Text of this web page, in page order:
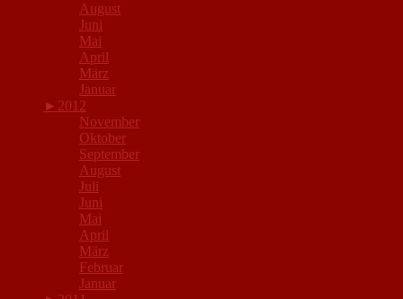
August
Juni
Mai
April
März
Januar
► 2012
November
Oktober
September
August
Juli
Juni
Mai
April
März
Februar
Januar